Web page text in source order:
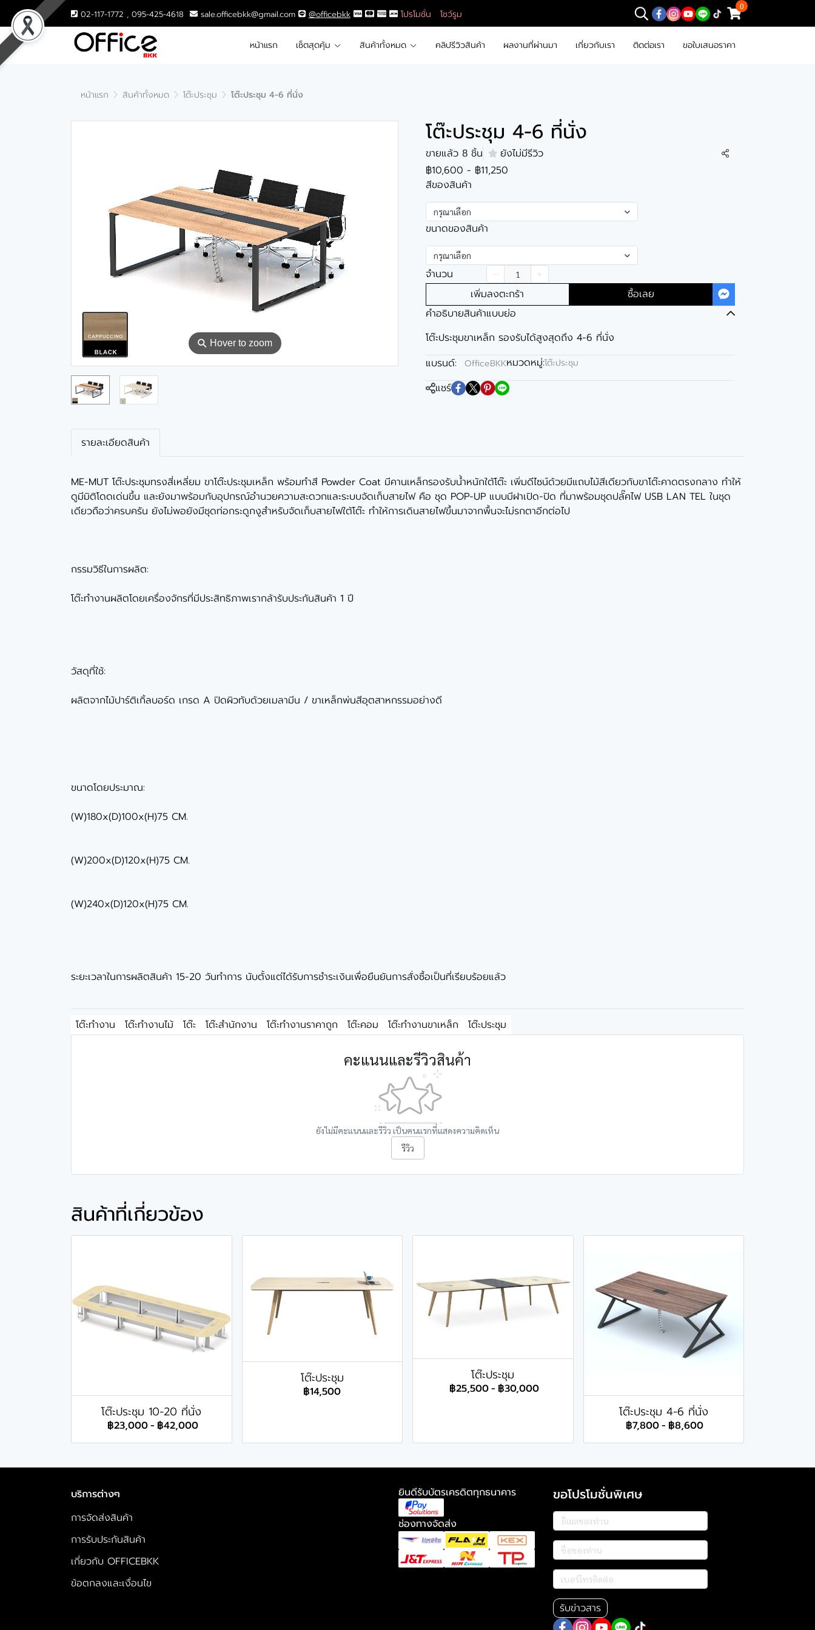
02-117-1772 , 095-425-4618 sale.officebkk@gmail.com @officebkk โปรโมชั่น โชว์รูม
0
หน้าแรก เซ็ตสุดคุ้ม สินค้าทั้งหมด คลิปรีวิวสินค้า ผลงานที่ผ่านมา เกี่ยวกับเรา ติดต่อเรา ขอใบเสนอราคา
หน้าแรก สินค้าทั้งหมด โต๊ะประชุม โต๊ะประชุม 4-6 ที่นั่ง
⚲ Hover to zoom
โต๊ะประชุม 4-6 ที่นั่ง
ขายแล้ว 8 ชิ้น ยังไม่มีรีวิว
แชร์
฿10,600 - ฿11,250
สีของสินค้า
กรุณาเลือก
ขนาดของสินค้า
กรุณาเลือก
จำนวน
เพิ่มลงตะกร้า
ซื้อเลย
คำอธิบายสินค้าแบบย่อ
โต๊ะประชุมขาเหล็ก รองรับได้สูงสุดถึง 4-6 ที่นั่ง
แบรนด์:
OfficeBKKหมวดหมู่:โต๊ะประชุม
แชร์
รายละเอียดสินค้า
ME-MUT โต๊ะประชุมทรงสี่เหลี่ยม ขาโต๊ะประชุมเหล็ก พร้อมทำสี Powder Coat มีคานเหล็กรองรับน้ำหนักใต้โต๊ะ เพิ่มดีไซน์ด้วยมีแถบไม้สีเดียวกับขาโต๊ะคาดตรงกลาง ทำให้
ดูมีมิติโดดเด่นขึ้น และยังมาพร้อมกับอุปกรณ์อำนวยความสะดวกและระบบจัดเก็บสายไฟ คือ ชุด POP-UP แบบมีฝาเปิด-ปิด ที่มาพร้อมชุดปลั๊คไฟ USB LAN TEL ในชุด
เดียวถือว่าครบครัน ยังไม่พอยังมีชุดท่อกระดูกงูสำหรับจัดเก็บสายไฟใต้โต๊ะ ทำให้การเดินสายไฟขึ้นมาจากพื้นจะไม่รกตาอีกต่อไป
กรรมวิธีในการผลิต:
โต๊ะทำงานผลิตโดยเครื่องจักรที่มีประสิทธิภาพเรากล้ารับประกันสินค้า 1 ปี
วัสดุที่ใช้:
ผลิตจากไม้ปาร์ติเกิ้ลบอร์ด เกรด A ปิดผิวทับด้วยเมลามีน / ขาเหล็กพ่นสีอุตสาหกรรมอย่างดี
ขนาดโดยประมาณ:
(W)180x(D)100x(H)75 CM.
(W)200x(D)120x(H)75 CM.
(W)240x(D)120x(H)75 CM.
ระยะเวลาในการผลิตสินค้า 15-20 วันทำการ นับตั้งแต่ได้รับการชำระเงินเพื่อยืนยันการสั่งซื้อเป็นที่เรียบร้อยแล้ว
โต๊ะทำงาน โต๊ะทำงานไม้ โต๊ะ โต๊ะสำนักงาน โต๊ะทำงานราคาถูก โต๊ะคอม โต๊ะทำงานขาเหล็ก โต๊ะประชุม
คะแนนและรีวิวสินค้า
ยังไม่มีคะแนนและรีวิว เป็นคนแรกที่แสดงความคิดเห็น
รีวิว
สินค้าที่เกี่ยวข้อง
โต๊ะประชุม 10-20 ที่นั่ง
฿23,000- ฿42,000
โต๊ะประชุม
฿14,500
โต๊ะประชุม
฿25,500- ฿30,000
โต๊ะประชุม 4-6 ที่นั่ง
฿7,800- ฿8,600
บริการต่างๆ
การจัดส่งสินค้า
การรับประกันสินค้า
เกี่ยวกับ OFFICEBKK
ข้อตกลงและเงื่อนไข
ยินดีรับบัตรเครดิตทุกธนาคาร
ช่องทางจัดส่ง
ขอโปรโมชั่นพิเศษ
รับข่าวสาร